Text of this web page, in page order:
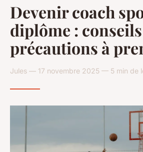
Devenir coach
diplôme :
précautions à
Jules — 17 novembre 2025 — 5 min de